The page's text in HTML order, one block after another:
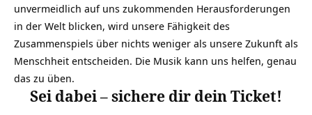
unvermeidlich auf uns zukommenden Herausforderungen
in der Welt blicken, wird unsere Fähigkeit des
Zusammenspiels über nichts weniger als unsere Zukunft als
Menschheit entscheiden. Die Musik kann uns helfen, genau
das zu üben.
Sei dabei – sichere dir dein Ticket!